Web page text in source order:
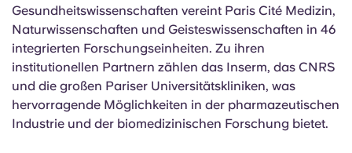
Doppelabschlüsse:Ja – Erasmus+ und bilaterale
Abkommen
Als führende Pariser Einrichtung für
Gesundheitswissenschaften vereint Paris Cité Medizin,
Naturwissenschaften und Geisteswissenschaften in 46
integrierten Forschungseinheiten. Zu ihren